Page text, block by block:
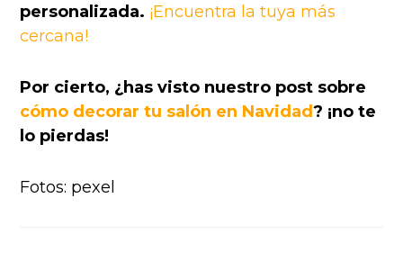
personalizada. ¡Encuentra la tuya más
cercana!
Por cierto, ¿has visto nuestro post sobre
cómo decorar tu salón en Navidad? ¡no te
lo pierdas!
Fotos: pexel